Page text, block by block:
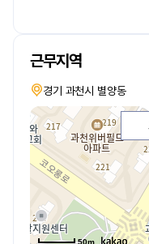
근무지역
경기 과천시 별양동
50m